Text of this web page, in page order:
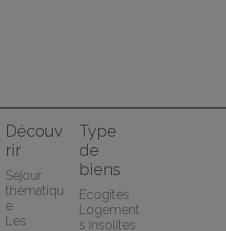
Découv
rir
Séjour
thématiqu
e
Les
Type
de
biens
Ecogîtes
Logement
s insolites